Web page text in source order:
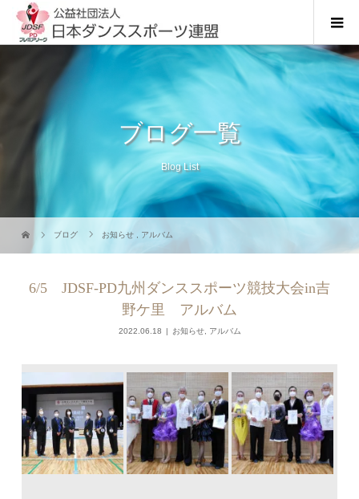
ブログ一覧
Blog List
ブログ お知らせ アルバム
6/5 JDSF-PD九州ダンススポーツ競技大会in吉
野ケ里 アルバム
2022.06.18 お知らせ, アルバム